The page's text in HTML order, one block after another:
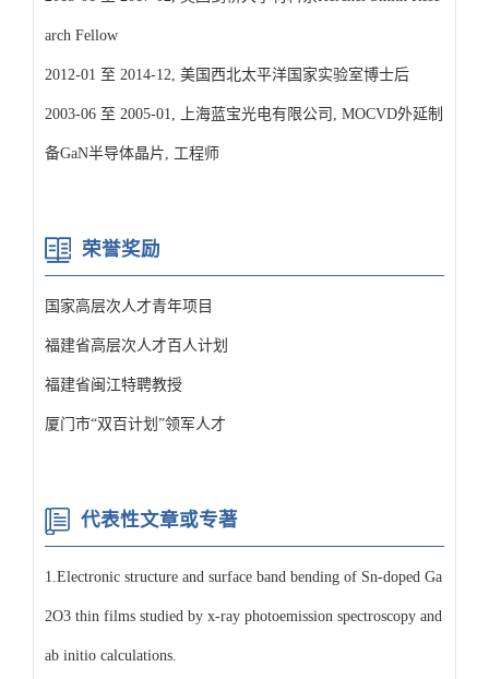
arch Fellow
2012-01 至 2014-12, 美国西北太平洋国家实验室博士后
2003-06 至 2005-01, 上海蓝宝光电有限公司, MOCVD外延制
备GaN半导体晶片, 工程师
荣誉奖励
国家高层次人才青年项目
福建省高层次人才百人计划
福建省闽江特聘教授
厦门市“双百计划”领军人才
代表性文章或专著
1.Electronic structure and surface band bending of Sn-doped Ga
2O3 thin films studied by x-ray photoemission spectroscopy and
ab initio calculations.